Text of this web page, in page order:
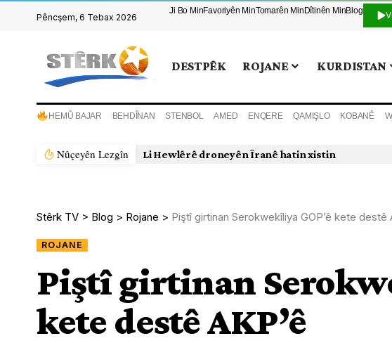
Pêncşem, 6 Tebax 2026
Ji Bo MinFavoriyên MinTomarên Min Dîtinên MinBlog
DESTPÊK ROJANE KURDISTAN
HEMÛ BAJAR BEHDÎNAN STENBOL AMED ENQERE QAMIŞLO KOBANÊ
Nûçeyên Lezgîn Li Hewlêrê droneyên Îranê hatin xistin
Stêrk TV > Blog > Rojane > Piştî girtinan Serokwekîliya GOP’ê kete destê
ROJANE
Piştî girtinan
kete destê AKP’ê